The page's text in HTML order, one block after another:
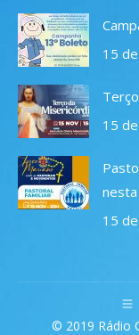
in
new
window
in
new
window
in
new
window
new
15
15
15
© 2019 Rádio